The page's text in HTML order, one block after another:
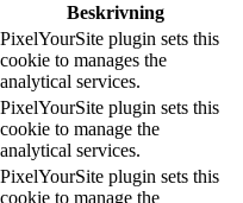
Beskrivning
PixelYourSite plugin sets this
cookie to manages the
analytical services.
PixelYourSite plugin sets this
cookie to manage the
analytical services.
PixelYourSite plugin sets this
cookie to manage the